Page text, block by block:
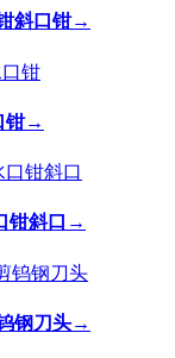
斜口钳→
钳→
钳斜口 →
钢刀头→